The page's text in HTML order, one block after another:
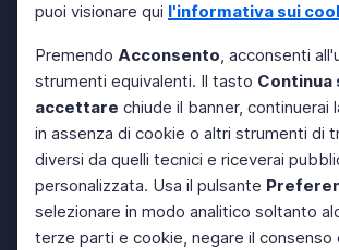
puoi visionare qui l'informativa sui
Premendo Acconsento, acconsenti
strumenti equivalenti. Il tasto Continua
accettare chiude il banner, continuerai
in assenza di cookie o altri strumenti di
diversi da quelli tecnici e riceverai
personalizzata. Usa il pulsante
selezionare in modo analitico soltanto
terze parti e cookie, negare il consenso